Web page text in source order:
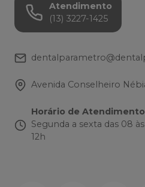
Atendimento
(13) 3227-1425
Avenida Conselheiro
Horário de Atendimento
Segunda a sexta das 08
12h